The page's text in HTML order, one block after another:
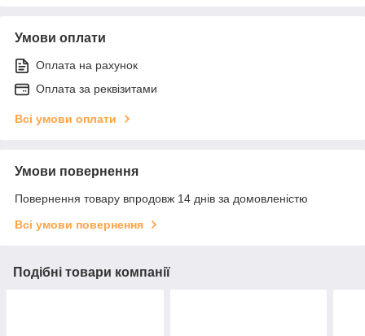
Умови оплати
Оплата на рахунок
Оплата за реквізитами
Всі умови оплати
Умови повернення
Повернення товару впродовж 14 днів за домовленістю
Всі умови повернення
Подібні товари компанії